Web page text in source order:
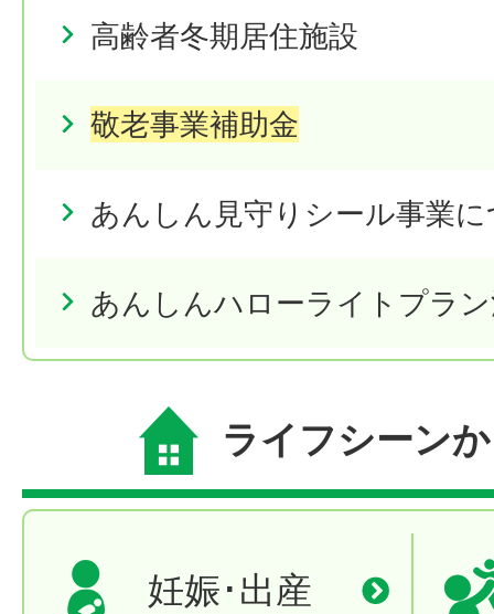
高齢者冬期居住施設
敬老事業補助金
あんしん見守りシール事業
あんしんハローライトプラ
ライフシーン
妊娠･出産